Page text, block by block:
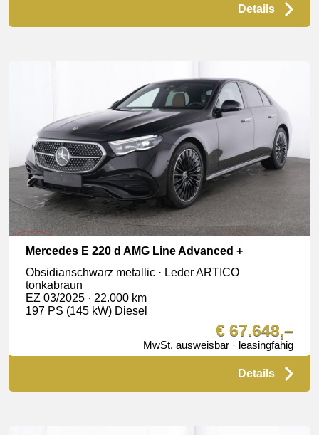
Details
Mercedes E 220 d AMG Line Advanced +
Obsidianschwarz metallic · Leder ARTICO
tonkabraun
EZ 03/2025 · 22.000 km
197 PS (145 kW) Diesel
€ 67.648,–
MwSt. ausweisbar · leasingfähig
Details